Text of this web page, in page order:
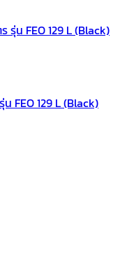
FEO 129 L (Black)